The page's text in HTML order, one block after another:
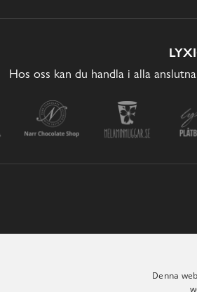
Hos oss kan du handla i alla
Denna